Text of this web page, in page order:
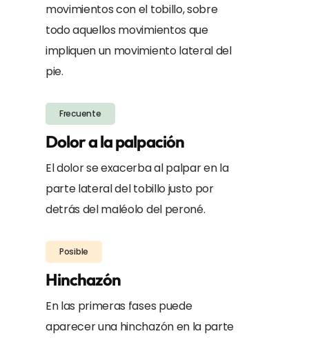
movimientos con el tobillo, sobre
todo aquellos movimientos que
impliquen un movimiento lateral del
pie.
Frecuente
Dolor a la palpación
El dolor se exacerba al palpar en la
parte lateral del tobillo justo por
detrás del maléolo del peroné.
Posible
Hinchazón
En las primeras fases puede
aparecer una hinchazón en la parte